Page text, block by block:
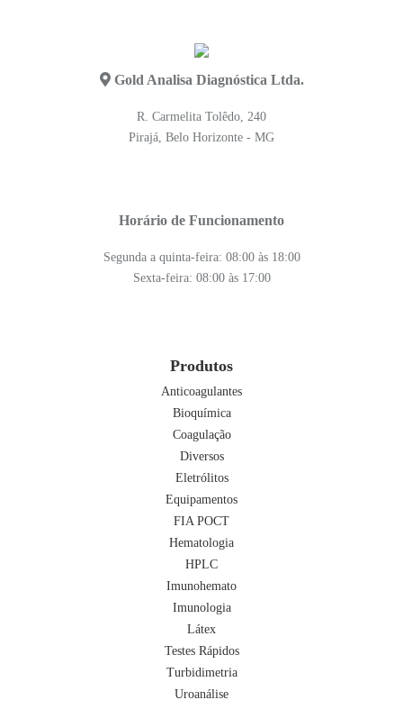
Gold Analisa Diagnóstica Ltda.
R. Carmelita Tolêdo, 240
Pirajá, Belo Horizonte - MG
Horário de Funcionamento
Segunda a quinta-feira: 08:00 às 18:00
Sexta-feira: 08:00 às 17:00
Produtos
Anticoagulantes
Bioquímica
Coagulação
Diversos
Eletrólitos
Equipamentos
FIA POCT
Hematologia
HPLC
Imunohemato
Imunologia
Látex
Testes Rápidos
Turbidimetria
Uroanálise